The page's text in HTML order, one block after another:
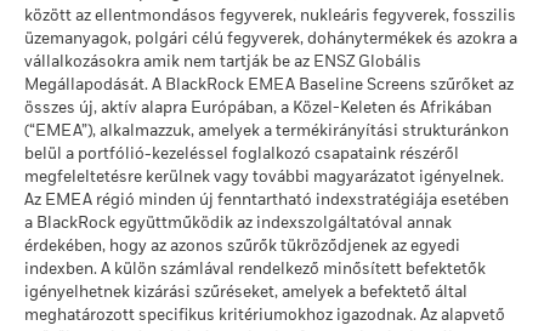
alapján számítják ki, adott esetben a jövedelem
újrabefektetésével. A befektetésből származó hozam a
devizaárfolyam-ingadozások következtében növekedhet vagy
csökkenhet, ha a múltbeli teljesítményszámítástól eltérő
pénznemben fektet be.Forrás:Blackrock
MSCI súlyozott átlagos
szénintenzitás (Tons
CO2E/$M SALES)
ekkor: 2026. júl. 17.
79,79
MSCI ESG % lefedettség
ekkor: 2026. júl. 17.
99,47
MSCI ESG minőségi
pontszám -
Versenytársszázalék
ekkor: 2026. júl. 17.
29,18
A versenytárscsoport alapjai
ekkor: 2026. júl. 17.
1 316
Üzleti részvételi lefedettség
ekkor: 2026. jún. 30.
99,74%
Nem lefedett Alap
százalékos aránya
ekkor: 2026. jún. 30.
0,24%
A fenti, termikus szénre és olajhomokra vonatkozó, BlackRock
üzleti részvételi kitettségi adatok azokkal a vállalatokkal
kapcsolatban kerülnek kiszámításra és jelentésre, amelyek az
MSCI ESG-kutatás meghatározása szerint bevételük több
között az ellentmondásos fegyverek, nukleáris fegyverek, fosszilis
üzemanyagok, polgári célú fegyverek, dohánytermékek és azokra a
vállalkozásokra amik nem tartják be az ENSZ Globális
Megállapodását. A BlackRock EMEA Baseline Screens szűrőket az
összes új, aktív alapra Európában, a Közel-Keleten és Afrikában
(“EMEA”), alkalmazzuk, amelyek a termékirányítási strukturánkon
belül a portfólió-kezeléssel foglalkozó csapataink részéről
megfeleltetésre kerülnek vagy további magyarázatot igényelnek.
Az EMEA régió minden új fenntartható indexstratégiája esetében
a BlackRock együttműködik az indexszolgáltatóval annak
érdekében, hogy az azonos szűrők tükröződjenek az egyedi
indexben. A külön számlával rendelkező minősített befektetők
igényelhetnek kizárási szűréseket, amelyek a befektető által
meghatározott specifikus kritériumokhoz igazodnak. Az alapvető